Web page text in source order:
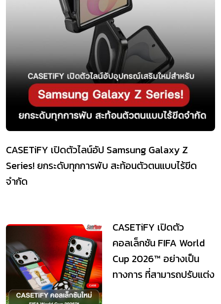
CASETiFY เปิดตัวไลน์อัป Samsung Galaxy Z
Series! ยกระดับทุกการพับ สะท้อนตัวตนแบบไร้ขีด
จำกัด
CASETiFY เปิดตัว
คอลเล็กชัน FIFA World
Cup 2026™ อย่างเป็น
ทางการ ที่สามารถปรับแต่ง